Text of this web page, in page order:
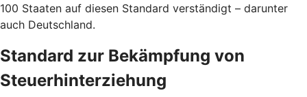
100 Staaten auf diesen Standard verständigt – darunter
auch Deutschland.
Standard zur Bekämpfung von
Steuerhinterziehung